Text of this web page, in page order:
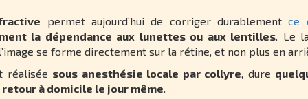
permet aujourd’hui de corriger durablementce
la dépendance aux lunettes ou aux lentilles. Le
se forme directement sur la rétine, et non plus en
réalisée sous anesthésie locale par collyre, dure
retour à domicile le jour même.